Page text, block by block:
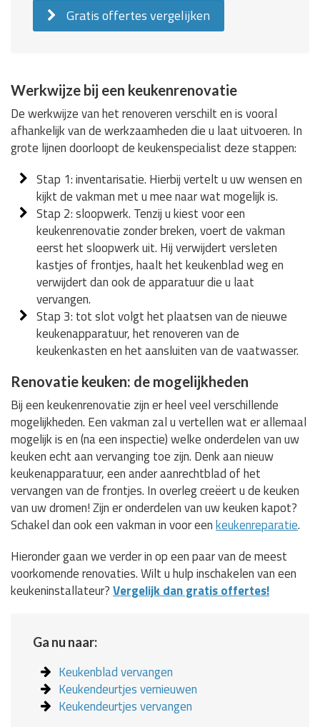
Gratis offertes vergelijken
Werkwijze bij een keukenrenovatie
De werkwijze van het renoveren verschilt en is vooral
afhankelijk van de werkzaamheden die u laat uitvoeren. In
grote lijnen doorloopt de keukenspecialist deze stappen:
Stap 1: inventarisatie. Hierbij vertelt u uw wensen en
kijkt de vakman met u mee naar wat mogelijk is.
Stap 2: sloopwerk. Tenzij u kiest voor een
keukenrenovatie zonder breken, voert de vakman
eerst het sloopwerk uit. Hij verwijdert versleten
kastjes of frontjes, haalt het keukenblad weg en
verwijdert dan ook de apparatuur die u laat
vervangen.
Stap 3: tot slot volgt het plaatsen van de nieuwe
keukenapparatuur, het renoveren van de
keukenkasten en het aansluiten van de vaatwasser.
Renovatie keuken: de mogelijkheden
Bij een keukenrenovatie zijn er heel veel verschillende
mogelijkheden. Een vakman zal u vertellen wat er allemaal
mogelijk is en (na een inspectie) welke onderdelen van uw
keuken echt aan vervanging toe zijn. Denk aan nieuw
keukenapparatuur, een ander aanrechtblad of het
vervangen van de frontjes. In overleg creëert u de keuken
van uw dromen! Zijn er onderdelen van uw keuken kapot?
Schakel dan ook een vakman in voor eenkeukenreparatie.
Hieronder gaan we verder in op een paar van de meest
voorkomende renovaties. Wilt u hulp inschakelen van een
keukeninstallateur?Vergelijk dan gratis offertes!
Ga nu naar:
Keukenblad vervangen
Keukendeurtjes vernieuwen
Keukendeurtjes vervangen